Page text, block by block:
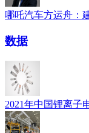
哪吒汽车方运舟：
数据
2021年中国锂离子